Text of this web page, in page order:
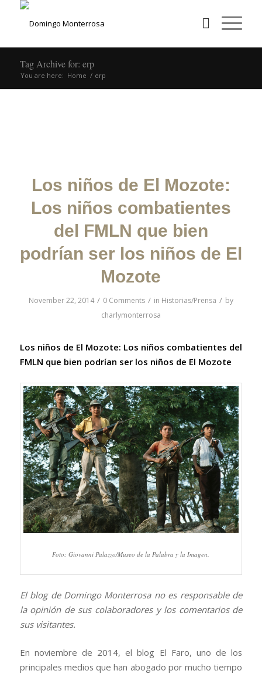
Tag Archive for: erp
You are here: Home / erp
Los niños de El Mozote:
Los niños combatientes
del FMLN que bien
podrían ser los niños de El
Mozote
November 22, 2014 / 0 Comments / in Historias/Prensa / by
charlymonterrosa
Los niños de El Mozote: Los niños combatientes del
FMLN que bien podrían ser los niños de El Mozote
Foto: Giovanni Palazzo/Museo de la Palabra y la Imagen.
El blog de Domingo Monterrosa no es responsable de
la opinión de sus colaboradores y los comentarios de
sus visitantes.
En noviembre de 2014, el blog El Faro, uno de los
principales medios que han abogado por mucho tiempo